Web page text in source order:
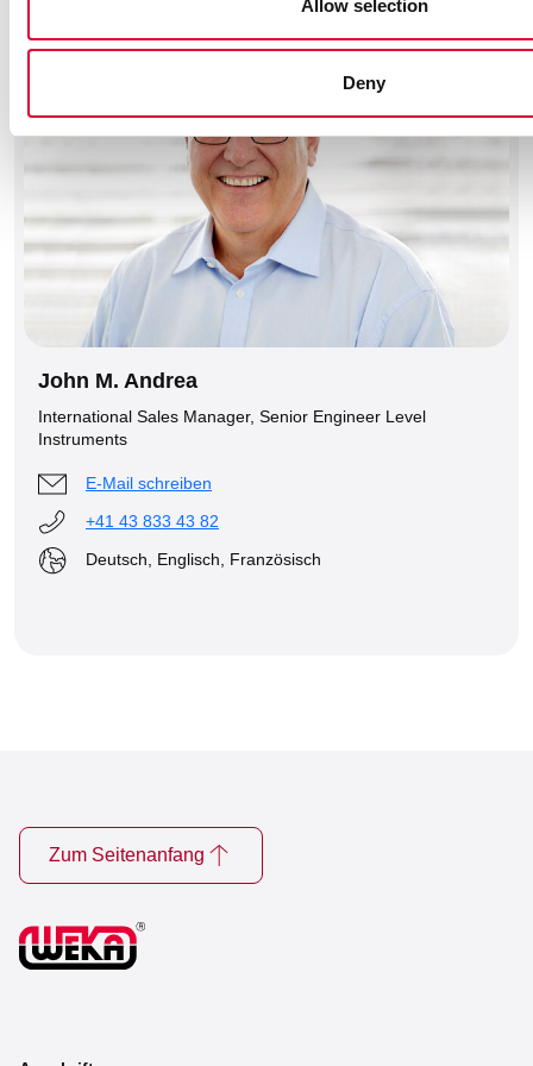
Allow selection
Deny
John M. Andrea
International Sales Manager, Senior Engineer Level
Instruments
E-Mail schreiben
+41 43 833 43 82
Deutsch, Englisch, Französisch
Zum Seitenanfang